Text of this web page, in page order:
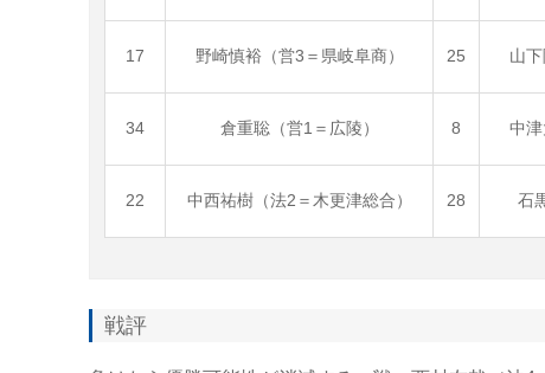
17 野崎慎裕（営3＝県岐阜商） 25 山
34 倉重聡（営1＝広陵） 8 中
22 中西祐樹（法2＝木更津総合） 28 石
戦評